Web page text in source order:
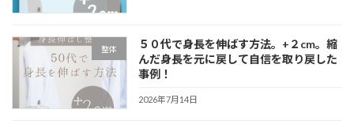
整体
５０代で身長を伸ばす方法。+２cm。縮
んだ身長を元に戻して自信を取り戻した
事例！
2026年7月14日